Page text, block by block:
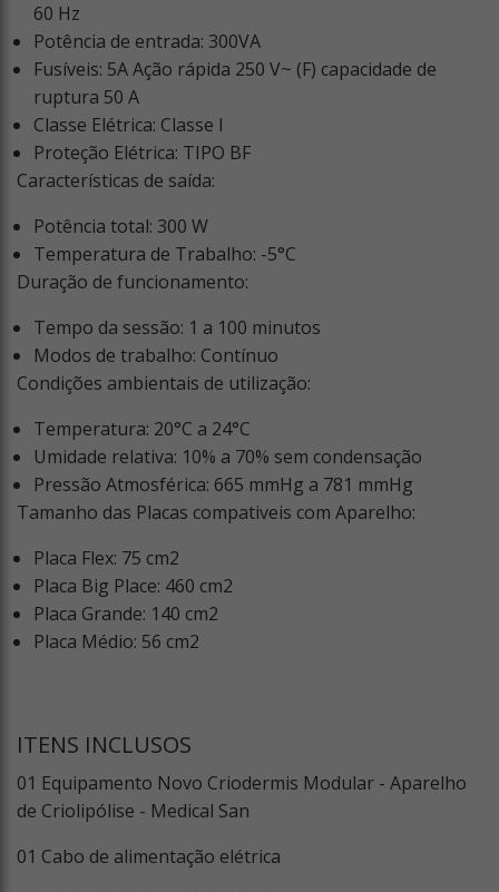
60 Hz
Potência de entrada: 300VA
Fusíveis: 5A Ação rápida 250 V~ (F) capacidade de
ruptura 50 A
Classe Elétrica: Classe I
Proteção Elétrica: TIPO BF
Características de saída:
Potência total: 300 W
Temperatura de Trabalho: -5°C
Duração de funcionamento:
Tempo da sessão: 1 a 100 minutos
Modos de trabalho: Contínuo
Condições ambientais de utilização:
Temperatura: 20°C a 24°C
Umidade relativa: 10% a 70% sem condensação
Pressão Atmosférica: 665 mmHg a 781 mmHg
Tamanho das Placas compativeis com Aparelho:
Placa Flex: 75 cm2
Placa Big Place: 460 cm2
Placa Grande: 140 cm2
Placa Médio: 56 cm2
ITENS INCLUSOS
01 Equipamento Novo Criodermis Modular - Aparelho
de Criolipólise - Medical San
01 Cabo de alimentação elétrica